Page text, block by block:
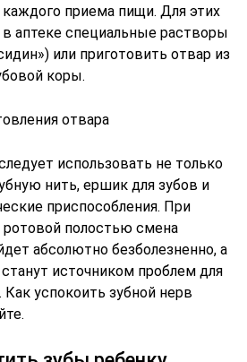
каждого приема пищи. Для этих
аптеке специальные растворы
или приготовить отвар из
коры.
отвара
использовать не только
нить, ершик для зубов и
приспособления. При
ротовой полостью смена
абсолютно безболезненно, а
источником проблем для
Как успокоить зубной нерв